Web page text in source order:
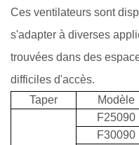
Ces ventilateurs sont
s'adapter à diverses
trouvées dans des
difficiles d'accès.
Taper
Modèle
F25090
F30090